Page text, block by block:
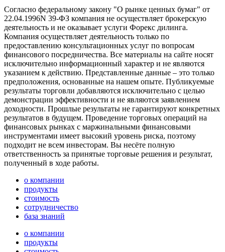
Согласно федеральному закону "О рынке ценных бумаг" от
22.04.1996N 39-ФЗ компания не осуществляет брокерскую
деятельность и не оказывает услуги Форекс дилинга.
Компания осуществляет деятельность только по
предоставлению консультационных услуг по вопросам
финансового посредничества. Все материалы на сайте носят
исключительно информационный характер и не являются
указанием к действию. Представленные данные – это только
предположения, основанные на нашем опыте. Публикуемые
результаты торговли добавляются исключительно с целью
демонстрации эффективности и не являются заявлением
доходности. Прошлые результаты не гарантируют конкретных
результатов в будущем. Проведение торговых операций на
финансовых рынках с маржинальными финансовыми
инструментами имеет высокий уровень риска, поэтому
подходит не всем инвесторам. Вы несёте полную
ответственность за принятые торговые решения и результат,
полученный в ходе работы.
о компании
продукты
стоимость
сотрудничество
база знаний
о компании
продукты